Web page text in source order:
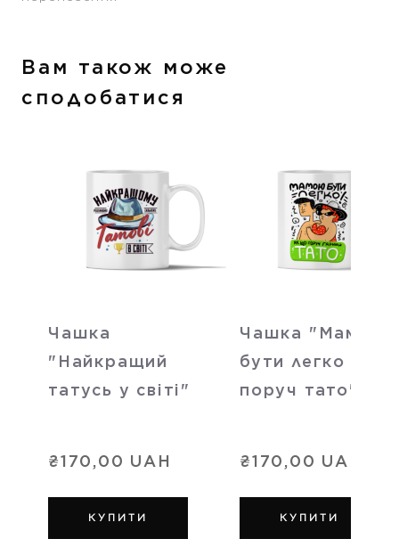
Вам також може
сподобатися
Чашка
"Найкращий
татусь у світі"
₴170,00 UAH
КУПИТИ
Чашка "Мамою
бути легко коли
поруч тато"
₴170,00 UAH
КУПИТИ